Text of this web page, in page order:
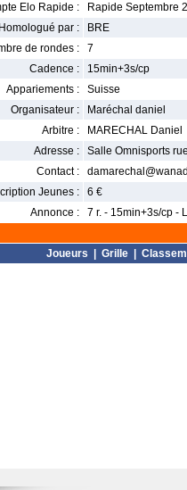
Elo Rapide :
Rapide Septembre
Homologué par :
BRE
de rondes :
7
Cadence :
15min+3s/cp
Appariements :
Suisse
Organisateur :
Maréchal daniel
Arbitre :
MARECHAL Daniel
Adresse :
Salle Omnisports
Contact :
Jeunes :
6 €
Annonce :
7 r. - 15min+3s/cp -
Joueurs Grille|